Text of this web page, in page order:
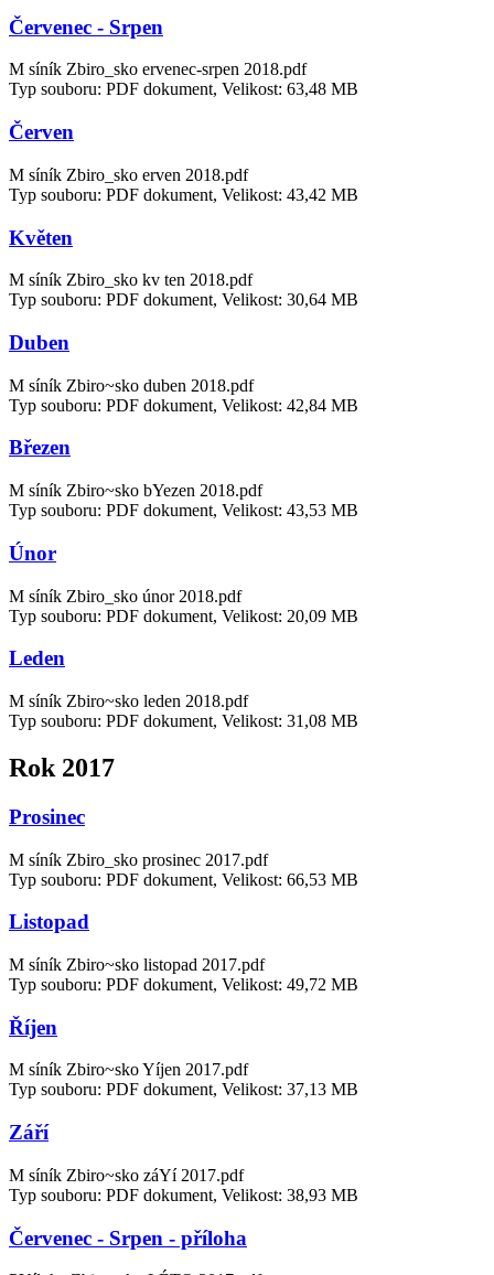
Červenec - Srpen
M síník Zbiro_sko ervenec-srpen 2018.pdf
Typ souboru: PDF dokument, Velikost: 63,48 MB
Červen
M síník Zbiro_sko erven 2018.pdf
Typ souboru: PDF dokument, Velikost: 43,42 MB
Květen
M síník Zbiro_sko kv ten 2018.pdf
Typ souboru: PDF dokument, Velikost: 30,64 MB
Duben
M síník Zbiro~sko duben 2018.pdf
Typ souboru: PDF dokument, Velikost: 42,84 MB
Březen
M síník Zbiro~sko bYezen 2018.pdf
Typ souboru: PDF dokument, Velikost: 43,53 MB
Únor
M síník Zbiro_sko únor 2018.pdf
Typ souboru: PDF dokument, Velikost: 20,09 MB
Leden
M síník Zbiro~sko leden 2018.pdf
Typ souboru: PDF dokument, Velikost: 31,08 MB
Rok 2017
Prosinec
M síník Zbiro_sko prosinec 2017.pdf
Typ souboru: PDF dokument, Velikost: 66,53 MB
Listopad
M síník Zbiro~sko listopad 2017.pdf
Typ souboru: PDF dokument, Velikost: 49,72 MB
Říjen
M síník Zbiro~sko Yíjen 2017.pdf
Typ souboru: PDF dokument, Velikost: 37,13 MB
Září
M síník Zbiro~sko záYí 2017.pdf
Typ souboru: PDF dokument, Velikost: 38,93 MB
Červenec - Srpen - příloha